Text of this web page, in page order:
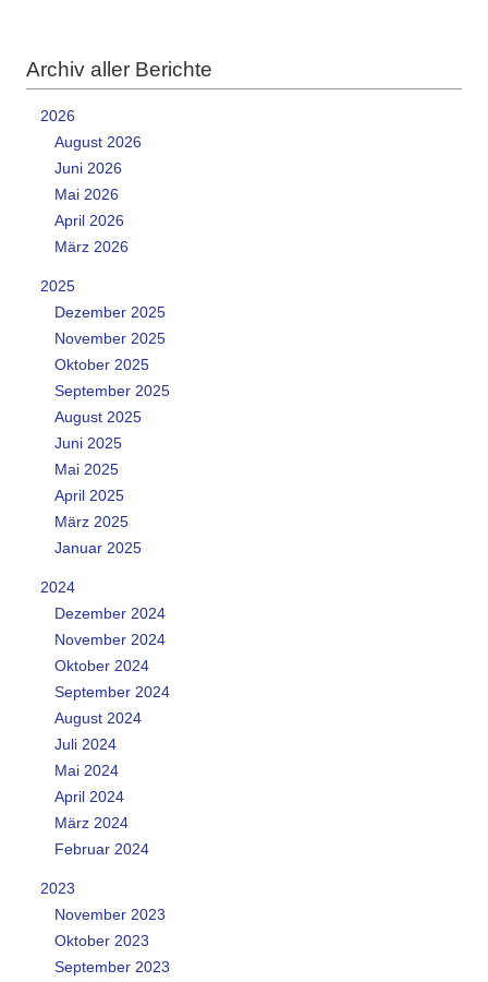
Archiv aller Berichte
2026
August 2026
Juni 2026
Mai 2026
April 2026
März 2026
2025
Dezember 2025
November 2025
Oktober 2025
September 2025
August 2025
Juni 2025
Mai 2025
April 2025
März 2025
Januar 2025
2024
Dezember 2024
November 2024
Oktober 2024
September 2024
August 2024
Juli 2024
Mai 2024
April 2024
März 2024
Februar 2024
2023
November 2023
Oktober 2023
September 2023